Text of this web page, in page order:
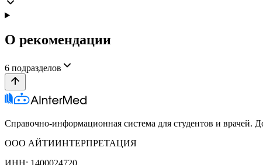
О рекомендации
6 подразделов
Справочно-информационная система для студентов и врачей.
ООО АЙТИИНТЕРПРЕТАЦИЯ